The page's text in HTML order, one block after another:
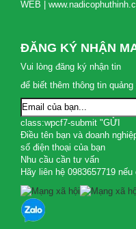
WEB |
ĐĂNG KÝ NHẬN
Vui lòng đăng ký nhận tin
để biết thêm thông tin
class:wpcf7-submit "GỬI
Điều tên bạn và doanh
số điện thoại của bạn
Nhu cầu cần tư vấn
Hãy liên hệ 0983657719